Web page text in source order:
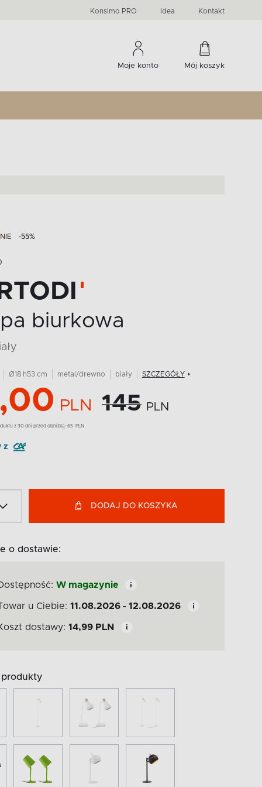
Konsimo PRO Idea Kontakt
Moje konto Mój koszyk
Komody, szafki RTV, witryny...
-33 %
Liczba produktów:60
Liczba produktów:274
-55%
biurkowa
Ø18 h53 cm metal/drewno biały SZCZEGÓŁY
PLN 145 PLN
z 30 dni przed obniżką: 65 PLN
z
DODAJ DO KOSZYKA
o dostawie:
W magazynie
u Ciebie: 11.08.2026 - 12.08.2026
dostawy: 14,99 PLN
produkty